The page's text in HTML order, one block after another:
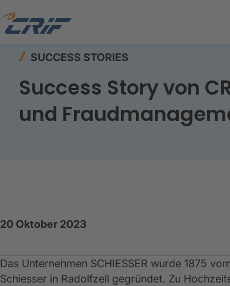
Home
SUCCESS STORIES
Success Story von
und
20 Oktober 2023
Das Unternehmen SCHIESSER wurde 1875
Schiesser in Radolfzell gegründet. Zu